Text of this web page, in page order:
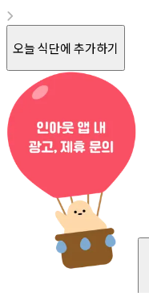
오늘 식단에 추가하기